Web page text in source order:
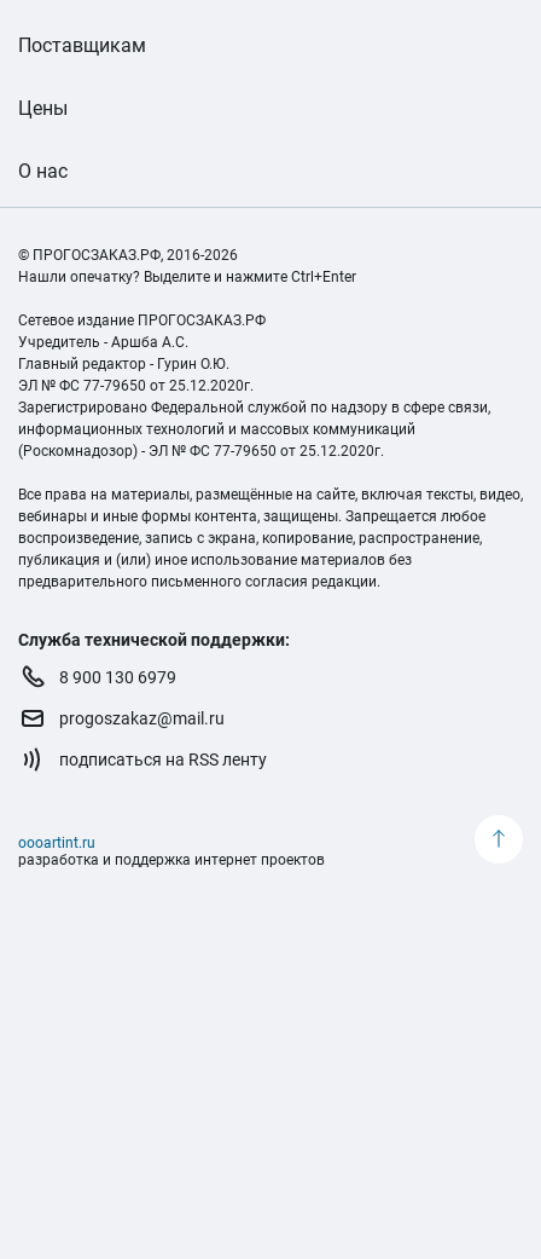
Поставщикам
Цены
О нас
© ПРОГОСЗАКАЗ.РФ, 2016-2026
Нашли опечатку? Выделите и нажмите Ctrl+Enter
Сетевое издание ПРОГОСЗАКАЗ.РФ
Учредитель - Аршба А.С.
Главный редактор - Гурин О.Ю.
ЭЛ № ФС 77-79650 от 25.12.2020г.
Зарегистрировано Федеральной службой по надзору в сфере связи,
информационных технологий и массовых коммуникаций
(Роскомнадозор) - ЭЛ № ФС 77-79650 от 25.12.2020г.
Все права на материалы, размещённые на сайте, включая тексты, видео,
вебинары и иные формы контента, защищены. Запрещается любое
воспроизведение, запись с экрана, копирование, распространение,
публикация и (или) иное использование материалов без
предварительного письменного согласия редакции.
Служба технической поддержки:
8 900 130 6979
progoszakaz@mail.ru
подписаться на RSS ленту
oooartint.ru
разработка и поддержка интернет проектов